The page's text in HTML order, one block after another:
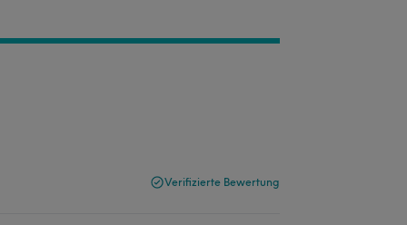
Verifizierte Bewertung